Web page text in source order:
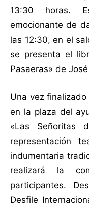
13:30 horas.
emocionante de
las 12:30, en el
se presenta el
Pasaeras» de
Una vez
en la plaza del
«Las Señoritas
representación
indumentaria
realizará la
participantes.
Desfile